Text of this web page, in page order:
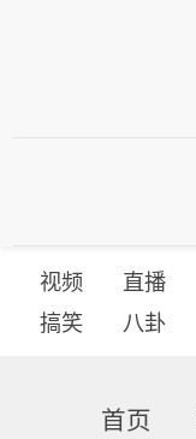
视频 直播
搞笑
八卦
首页